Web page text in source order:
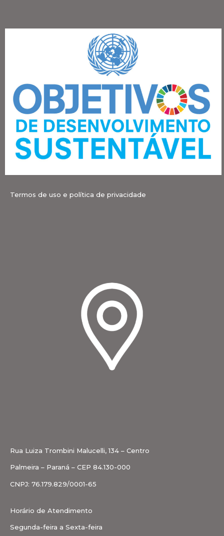
Termos de uso e política de privacidade
Rua Luiza Trombini Malucelli, 134 – Centro
Palmeira – Paraná – CEP 84.130-000
CNPJ: 76.179.829/0001-65
Horário de Atendimento
Segunda-feira a Sexta-feira